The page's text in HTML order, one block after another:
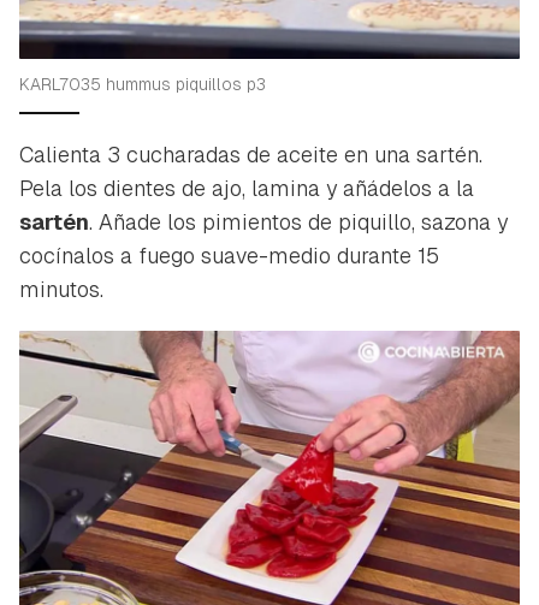
Guardar como favorito
Para poder guardar como favorito, primero has de
iniciar sesión con tu cuenta de Hogarmanía.
KARL7035 hummus piquillos p3
Calienta 3 cucharadas de aceite en una sartén.
Pela los dientes de ajo, lamina y añádelos a la
sartén. Añade los pimientos de piquillo, sazona y
cocínalos a fuego suave-medio durante 15
minutos.
Contenido enviado
Gracias por suscribirte a nuestro boletín.